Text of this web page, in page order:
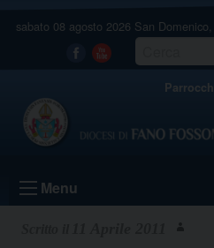
sabato 08 agosto 2026 San
Facebook
Youtube
Menu